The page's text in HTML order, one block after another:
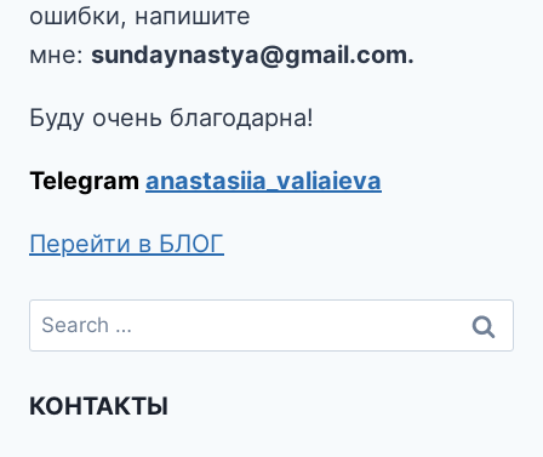
ошибки, напишите
мне: sundaynastya@gmail.com.
Буду очень благодарна!
Telegram anastasiia_valiaieva
Перейти в БЛОГ
КОНТАКТЫ